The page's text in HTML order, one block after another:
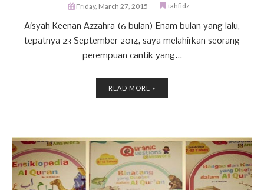
Friday, March 27, 2015 tahfidz
Aisyah Keenan Azzahra (6 bulan) Enam bulan yang lalu,
tepatnya 23 September 2014, saya melahirkan seorang
perempuan cantik yang...
READ MORE »